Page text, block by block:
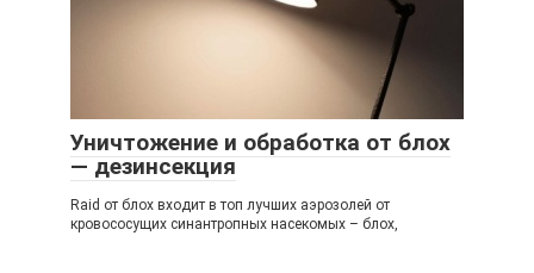
Уничтожение и обработка от блох
— дезинсекция
Raid от блох входит в топ лучших аэрозолей от
кровососущих синантропных насекомых – блох,